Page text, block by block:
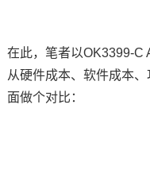
在此，笔者以OK3399-C
从硬件成本、软件成本
面做个对比：